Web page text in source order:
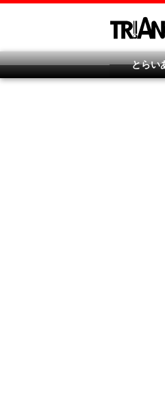
とらい